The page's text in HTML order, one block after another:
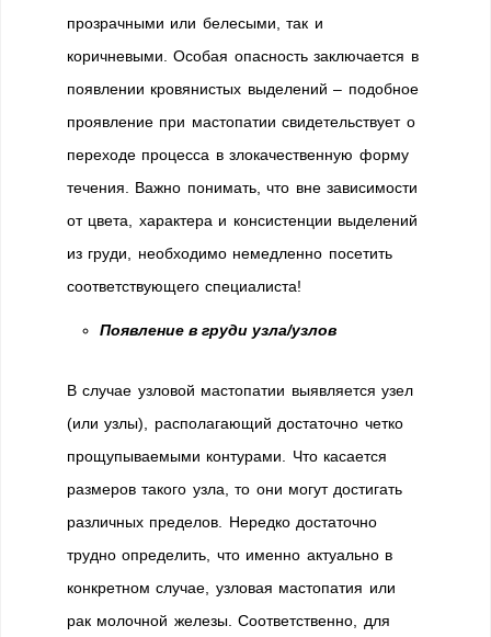
прозрачными или белесыми, так и
коричневыми. Особая опасность заключается в
появлении кровянистых выделений – подобное
проявление при мастопатии свидетельствует о
переходе процесса в злокачественную форму
течения. Важно понимать, что вне зависимости
от цвета, характера и консистенции выделений
из груди, необходимо немедленно посетить
соответствующего специалиста!
Появление в груди узла/узлов
В случае узловой мастопатии выявляется узел
(или узлы), располагающий достаточно четко
прощупываемыми контурами. Что касается
размеров такого узла, то они могут достигать
различных пределов. Нередко достаточно
трудно определить, что именно актуально в
конкретном случае, узловая мастопатия или
рак молочной железы. Соответственно, для